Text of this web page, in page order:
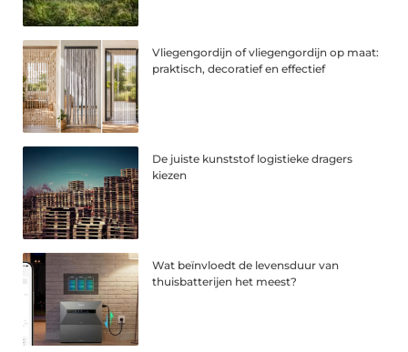
Vliegengordijn of vliegengordijn op maat:
praktisch, decoratief en effectief
De juiste kunststof logistieke dragers
kiezen
Wat beïnvloedt de levensduur van
thuisbatterijen het meest?